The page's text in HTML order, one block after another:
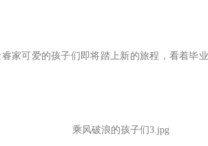
家可爱的孩子们即将踏上新的旅程，看着